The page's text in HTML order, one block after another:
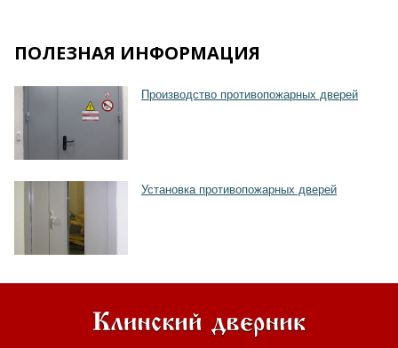
Хочу такую
ПОЛЕЗНАЯ ИНФОРМАЦИЯ
Производство противопожарных дверей
Установка противопожарных дверей